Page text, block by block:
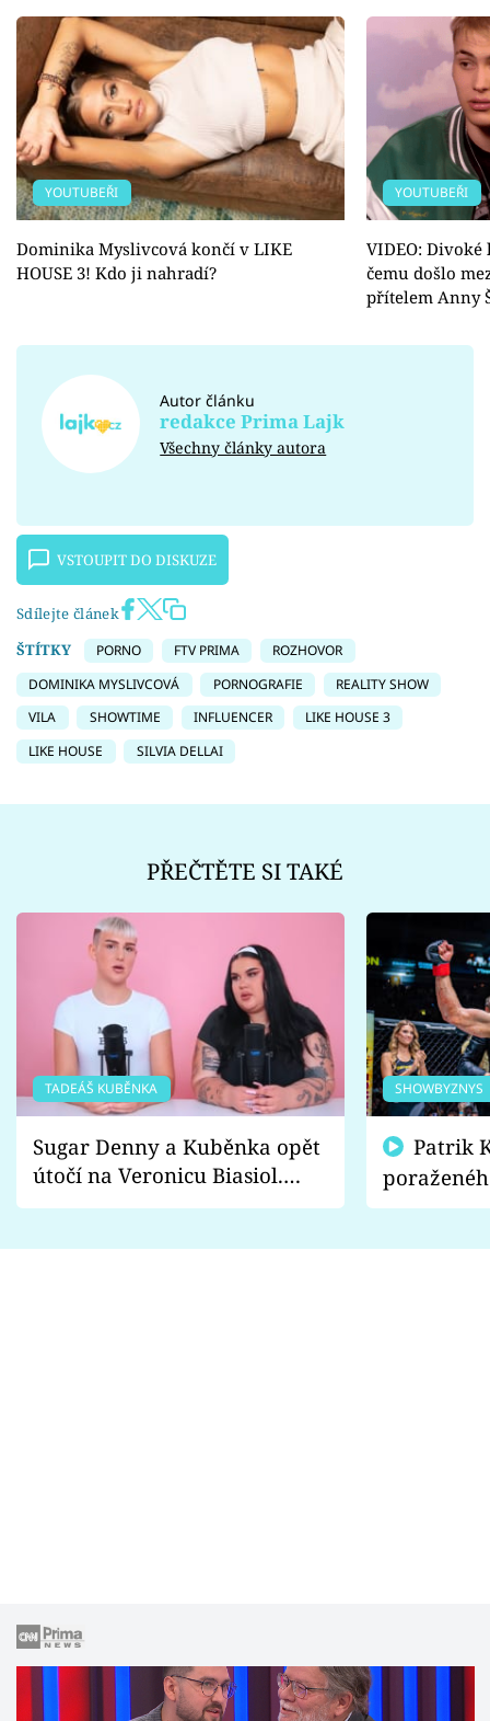
YOUTUBEŘI
Dominika Myslivcová končí v LIKE
HOUSE 3! Kdo ji nahradí?
YOUTUBEŘI
VIDEO: Divoké
čemu došlo
přítelem Anny
Autor článku
redakce Prima Lajk
Všechny články autora
VSTOUPIT DO DISKUZE
Sdílejte článek
ŠTÍTKY
PORNO FTV PRIMA
ROZHOVOR
DOMINIKA MYSLIVCOVÁ
PORNOGRAFIE
REALITY SHOW
VILA
SHOWTIME INFLUENCER
LIKE HOUSE 3
LIKE HOUSE
SILVIA DELLAI
PŘEČTĚTE SI TAKÉ
TADEÁŠ KUBĚNKA
Sugar Denny a Kuběnka opět
útočí na Veronicu Biasiol.
Proč je podle nich falešná a
SHOWBYZNYS
fanoušci